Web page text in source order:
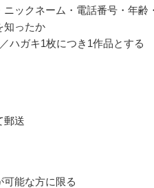
ックネーム・電話番号・年齢
知ったか
ハガキ1枚につき1作品とする
郵送
可能な方に限る